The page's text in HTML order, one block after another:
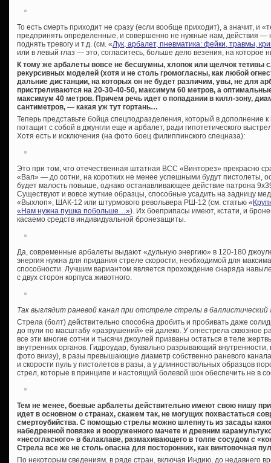
То есть смерть приходит не сразу (если вообще приходит), а значит, и
предпринять определенные, и совершенно не нужные нам, действия —
поднять тревогу и т.д. (см. «Лук, арбалет, пневматика: фейки, травмы,
или в левый глаз — это, согласитесь, больше дело везения, на которое
К тому же арбалеты вовсе не бесшумны, хлопок или щелчок
рекурсивных моделей (хотя и не столь громогласны, как любой
дальние дистанции, на которых он не будет различим, увы, не для
пристреливаются на 20-30-40-50, максимум 60 метров, а
максимум 40 метров. Причем речь идет о попадании в килл-зону,
сантиметров, — какая уж тут гортань…
Теперь представьте бойца спецподразделения, который в дополнение
потащит с собой в джунгли еще и арбалет, ради гипотетического
Хотя есть и исключения (на фото боец филиппинского спецназа):
Это при том, что отечественная штатная ВСС «Винторез» прекрасно
«Вал» — до сотни, на коротких не менее успешными будут пистолеты,
будет малость повыше, однако останавливающее действие патрона
Существуют и вовсе жуткие образцы, способные усадить на задницу
«Выхлоп», ШАК-12 или штурмового револьвера РШ-12 (см. статью «
«Нам нужна пушка побольше…»). Их боеприпасы имеют, кстати, и
касаемо средств индивидуальной бронезащиты.
Да, современные арбалеты выдают «дульную энергию» в 120-180
энергия нужна для придания стреле скорости, необходимой для
способности. Лучшим вариантом является прохождение снаряда
с двух сторон корпуса животного.
Так выглядит раневой канал при отстреле стрелы в баллистический
Стрела (болт) действительно способна дробить и пробивать даже
до пули по масштабу «разрушений» ей далеко. У огнестрела сквозное
все эти многие сотни и тысячи джоулей призваны остаться в теле
внутренних органов. Гидроудар, буквально разрывающий
фото внизу), в разы превышающие диаметр собственно раневого
и скорости пуль у пистолетов в разы, а у длинноствольных образцов
стрел, которые в принципе и настоящий болевой шок обеспечить не в
Тем не менее, боевые арбалеты действительно имеют свою нишу
идет в основном о странах, скажем так, не могущих похвастаться
смертоубийства. С помощью стрелы можно шлепнуть из засады
набедренной повязке и вооруженного мачете и древним
«несогласного» в балаклаве, размахивающего в толпе сосудом с
Стрела все же не столь опасна для посторонних, как винтовочная
По некоторым сведениям, в ряде стран, включая Индию, до недавнего